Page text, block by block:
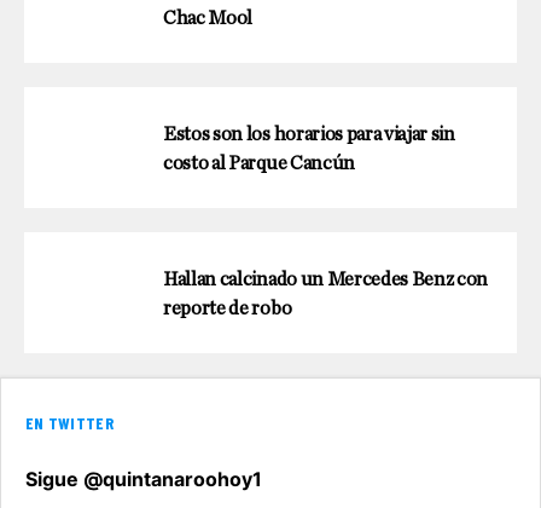
Chac Mool
Estos son los horarios para viajar sin
costo al Parque Cancún
Hallan calcinado un Mercedes Benz con
reporte de robo
EN TWITTER
Sigue @quintanaroohoy1